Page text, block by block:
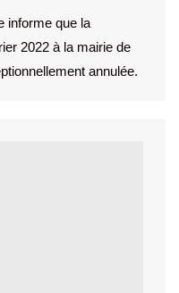
informe que la
2022 à la mairie de
annulée.